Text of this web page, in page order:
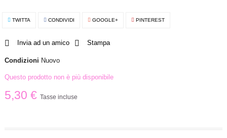
TWITTA CONDIVIDI GOOGLE+ PINTEREST
Invia ad un amico Stampa
Condizioni Nuovo
Questo prodotto non è più disponibile
5,30 € Tasse incluse